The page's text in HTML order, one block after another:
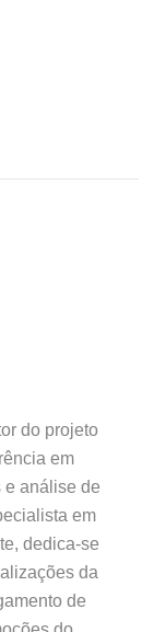
do projeto
em
e análise de
em
dedica-se
da
de